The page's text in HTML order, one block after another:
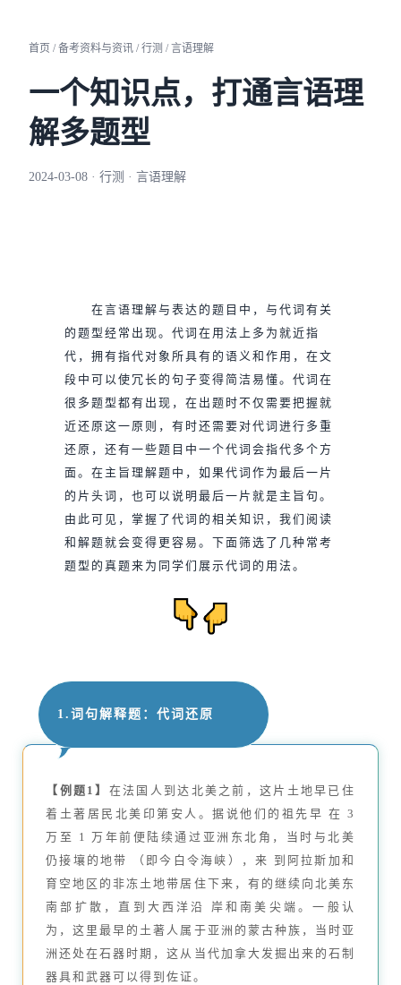
首页 / 备考资料与资讯 / 行测 / 言语理解
一个知识点，打通言语理
解多题型
2024-03-08 · 行测 · 言语理解
在言语理解与表达的题目中，与代词有关
的题型经常出现。代词在用法上多为就近指
代，拥有指代对象所具有的语义和作用，在文
段中可以使冗长的句子变得简洁易懂。代词在
很多题型都有出现，在出题时不仅需要把握就
近还原这一原则，有时还需要对代词进行多重
还原，还有一些题目中一个代词会指代多个方
面。在主旨理解题中，如果代词作为最后一片
的片头词，也可以说明最后一片就是主旨句。
由此可见，掌握了代词的相关知识，我们阅读
和解题就会变得更容易。下面筛选了几种常考
题型的真题来为同学们展示代词的用法。
1.词句解释题：代词还原
【例题1】 在法国人到达北美之前，这片土地早已住
着土著居民北美印第安人。据说他们的祖先早 在 3
万至 1 万年前便陆续通过亚洲东北角，当时与北美
仍接壤的地带 （即今白令海峡），来 到阿拉斯加和
育空地区的非冻土地带居住下来，有的继续向北美东
南部扩散，直到大西洋沿 岸和南美尖端。一般认
为，这里最早的土著人属于亚洲的蒙古种族，当时亚
洲还处在石器时期，这从当代加拿大发掘出来的石制
器具和武器可以得到佐证。